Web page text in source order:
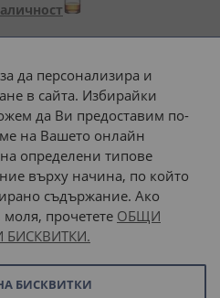
плащане:
до адрес с:
наш транспорт
да персонализира и
в сайта. Избирайки
да Ви предоставим по-
на Вашето онлайн
определени типове
върху начина, по който
съдържание. Ако
моля, прочетете ОБЩИ
БИСКВИТКИ